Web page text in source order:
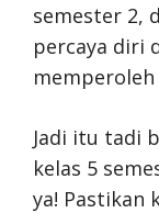
semester 2,
percaya diri
Jadi itu tadi
kelas 5
ya! Pastikan